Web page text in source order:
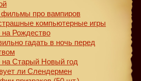
про вампиров
компьютерные игры
на Рождество
гадать в ночь перед
на Старый Новый год
ли Слендермен